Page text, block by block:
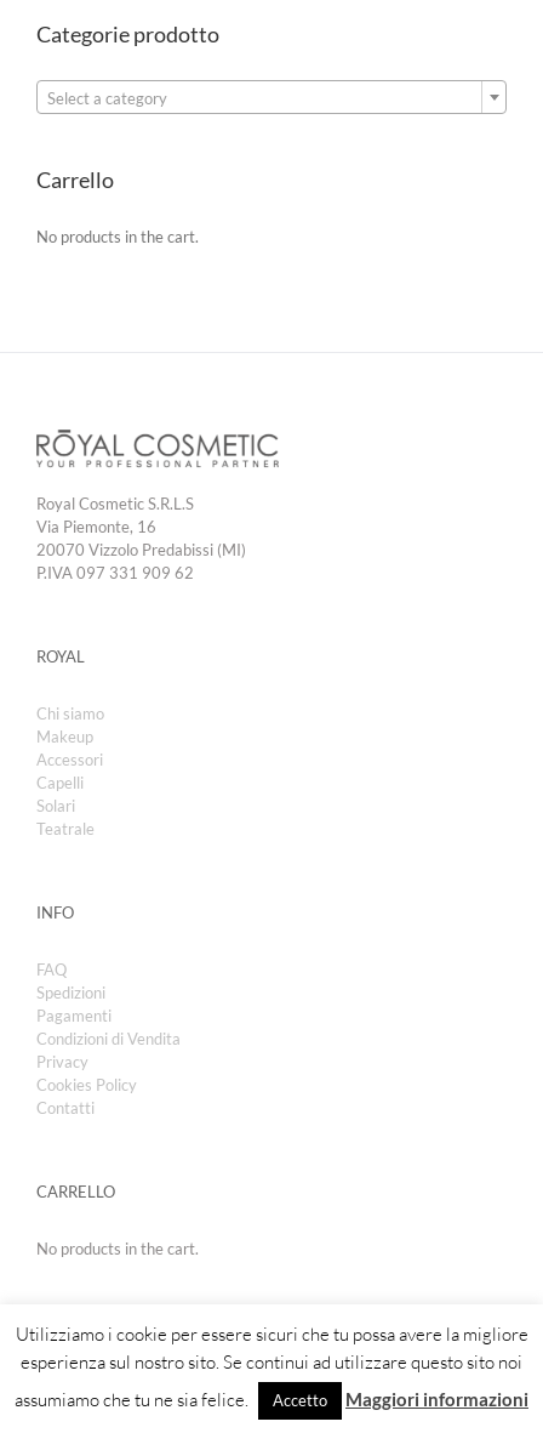
Categorie prodotto
Select a category
Carrello
No products in the cart.
Royal Cosmetic S.R.L.S
Via Piemonte, 16
20070 Vizzolo Predabissi (MI)
P.IVA 097 331 909 62
ROYAL
Chi siamo
Makeup
Accessori
Capelli
Solari
Teatrale
INFO
FAQ
Spedizioni
Pagamenti
Condizioni di Vendita
Privacy
Cookies Policy
Contatti
CARRELLO
No products in the cart.
Copyright 2019 | Royal Cosmetic
Utilizziamo i cookie per essere sicuri che tu possa avere la migliore
esperienza sul nostro sito. Se continui ad utilizzare questo sito noi
assumiamo che tu ne sia felice.
Accetto Maggiori informazioni